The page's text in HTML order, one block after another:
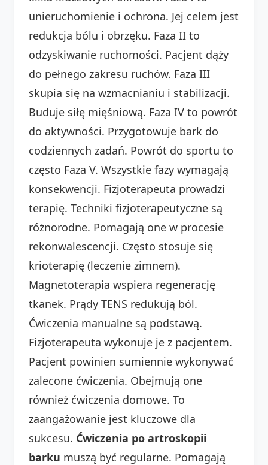
unieruchomienie i ochrona. Jej celem jest
redukcja bólu i obrzęku. Faza II to
odzyskiwanie ruchomości. Pacjent dąży
do pełnego zakresu ruchów. Faza III
skupia się na wzmacnianiu i stabilizacji.
Buduje siłę mięśniową. Faza IV to powrót
do aktywności. Przygotowuje bark do
codziennych zadań. Powrót do sportu to
często Faza V. Wszystkie fazy wymagają
konsekwencji. Fizjoterapeuta prowadzi
terapię. Techniki fizjoterapeutyczne są
różnorodne. Pomagają one w procesie
rekonwalescencji. Często stosuje się
krioterapię (leczenie zimnem).
Magnetoterapia wspiera regenerację
tkanek. Prądy TENS redukują ból.
Ćwiczenia manualne są podstawą.
Fizjoterapeuta wykonuje je z pacjentem.
Pacjent powinien sumiennie wykonywać
zalecone ćwiczenia. Obejmują one
również ćwiczenia domowe. To
zaangażowanie jest kluczowe dla
sukcesu. Ćwiczenia po artroskopii
barku muszą być regularne. Pomagają